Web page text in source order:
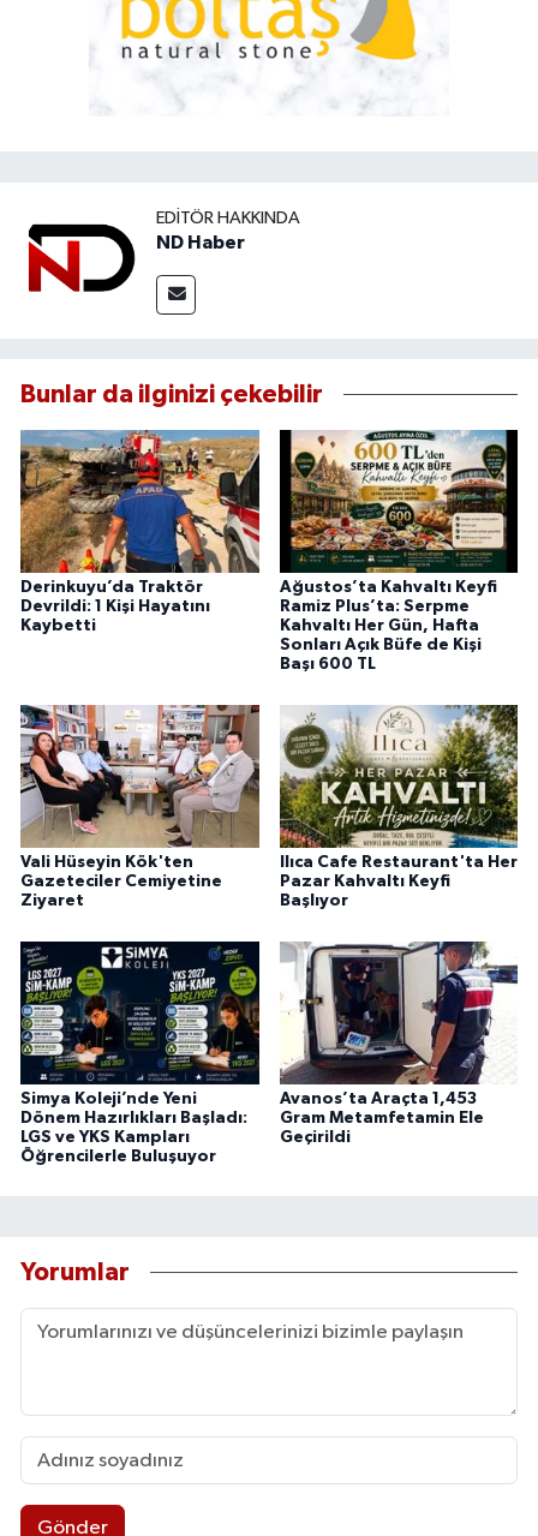
EDITÖR HAKKINDA
ND Haber
Bunlar da ilginizi çekebilir
Derinkuyu’da Traktör
Devrildi: 1 Kişi Hayatını
Kaybetti
Ağustos’ta Kahvaltı Keyfi
Ramiz Plus’ta: Serpme
Kahvaltı Her Gün, Hafta
Sonları Açık Büfe de Kişi
Başı 600 TL
Vali Hüseyin Kök'ten
Gazeteciler Cemiyetine
Ziyaret
Ilıca Cafe Restaurant'ta Her
Pazar Kahvaltı Keyfi
Başlıyor
Simya Koleji’nde Yeni
Dönem Hazırlıkları Başladı:
LGS ve YKS Kampları
Öğrencilerle Buluşuyor
Avanos’ta Araçta 1,453
Gram Metamfetamin Ele
Geçirildi
Yorumlar
Gönder